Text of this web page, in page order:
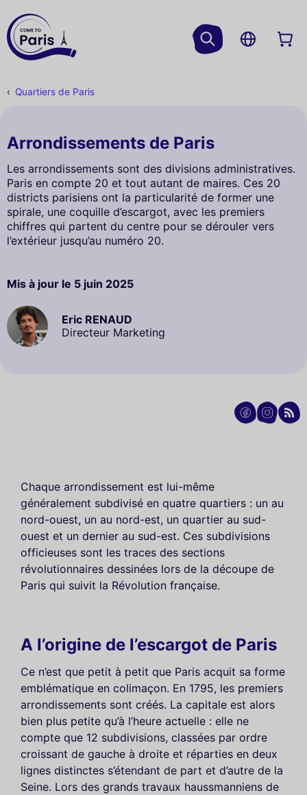
Quartiers de Paris
Arrondissements de Paris
Les arrondissements sont des divisions administratives.
Paris en compte 20 et tout autant de maires. Ces 20
districts parisiens ont la particularité de former une
spirale, une coquille d’escargot, avec les premiers
chiffres qui partent du centre pour se dérouler vers
l’extérieur jusqu’au numéro 20.
Mis à jour le 5 juin 2025
Eric RENAUD
Directeur Marketing
Chaque arrondissement est lui-même
généralement subdivisé en quatre quartiers : un au
nord-ouest, un au nord-est, un quartier au sud-
ouest et un dernier au sud-est. Ces subdivisions
officieuses sont les traces des sections
révolutionnaires dessinées lors de la découpe de
Paris qui suivit la Révolution française.
A l’origine de l’escargot de Paris
Ce n’est que petit à petit que Paris acquit sa forme
emblématique en colimaçon. En 1795, les premiers
arrondissements sont créés. La capitale est alors
bien plus petite qu’à l’heure actuelle : elle ne
compte que 12 subdivisions, classées par ordre
croissant de gauche à droite et réparties en deux
lignes distinctes s’étendant de part et d’autre de la
Seine. Lors des grands travaux haussmanniens de